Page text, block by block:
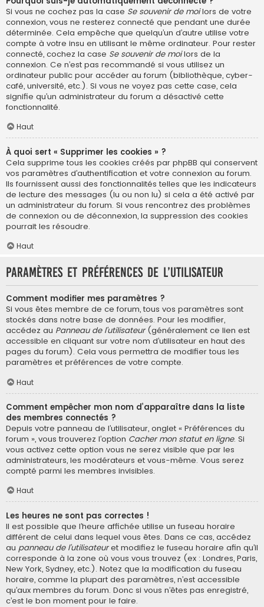
Si vous ne cochez pas la case Se souvenir de moilors de votre
connexion, vous ne resterez connecté que pendant une durée
déterminée. Cela empêche que quelqu’un d’autre utilise votre
compte à votre insu en utilisant le même ordinateur. Pour rester
connecté, cochez la case Se souvenir de moilors de la
connexion. Ce n’est pas recommandé si vous utilisez un
ordinateur public pour accéder au forum (bibliothèque, cyber-
café, université, etc.). Si vous ne voyez pas cette case, cela
signifie qu’un administrateur du forum a désactivé cette
fonctionnalité.
Haut
À quoi sert « Supprimer les cookies » ?
Cela supprime tous les cookies créés par phpBB qui conservent
vos paramètres d’authentification et votre connexion au forum.
Ils fournissent aussi des fonctionnalités telles que les indicateurs
de lecture des messages (lu ou non lu) si cela a été activé par
un administrateur du forum. Si vous rencontrez des problèmes
de connexion ou de déconnexion, la suppression des cookies
pourrait les résoudre.
Haut
Paramètres et préférences de l’utilisateur
Comment modifier mes paramètres ?
Si vous êtes membre de ce forum, tous vos paramètres sont
stockés dans notre base de données. Pour les modifier,
accédez au Panneau de l’utilisateur(généralement ce lien est
accessible en cliquant sur votre nom d’utilisateur en haut des
pages du forum). Cela vous permettra de modifier tous les
paramètres et préférences de votre compte.
Haut
Comment empêcher mon nom d’apparaître dans la liste
des membres connectés ?
Depuis votre panneau de l’utilisateur, onglet « Préférences du
forum », vous trouverez l’option Cacher mon statut en ligne. Si
vous activez cette option vous ne serez visible que par les
administrateurs, les modérateurs et vous-même. Vous serez
compté parmi les membres invisibles.
Haut
Les heures ne sont pas correctes !
Il est possible que l’heure affichée utilise un fuseau horaire
différent de celui dans lequel vous êtes. Dans ce cas, accédez
au panneau de l’utilisateuret modifiez le fuseau horaire afin qu’il
corresponde à la zone où vous vous trouvez (ex : Londres, Paris,
New York, Sydney, etc.). Notez que la modification du fuseau
horaire, comme la plupart des paramètres, n’est accessible
qu’aux membres du forum. Donc si vous n’êtes pas enregistré,
c’est le bon moment pour le faire.